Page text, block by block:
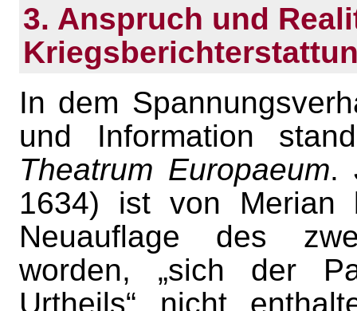
3. Anspruch und
In dem
und Information
Theatrum Europaeum.
1634) ist von Merian
Neuauflage des
worden, „sich der
Urtheils“ nicht